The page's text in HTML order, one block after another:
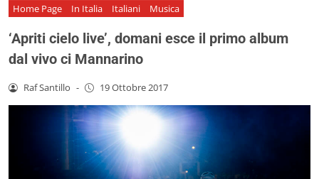
Home Page In Italia Italiani Musica
‘Apriti cielo live’, domani esce il primo album
dal vivo ci Mannarino
Raf Santillo - 19 Ottobre 2017